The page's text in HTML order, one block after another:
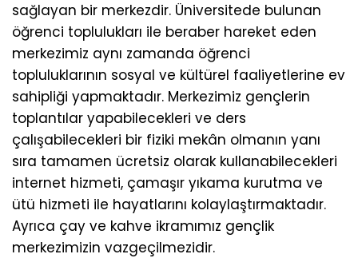
sağlayan bir merkezdir. Üniversitede bulunan
öğrenci toplulukları ile beraber hareket eden
merkezimiz aynı zamanda öğrenci
topluluklarının sosyal ve kültürel faaliyetlerine ev
sahipliği yapmaktadır. Merkezimiz gençlerin
toplantılar yapabilecekleri ve ders
çalışabilecekleri bir fiziki mekân olmanın yanı
sıra tamamen ücretsiz olarak kullanabilecekleri
internet hizmeti, çamaşır yıkama kurutma ve
ütü hizmeti ile hayatlarını kolaylaştırmaktadır.
Ayrıca çay ve kahve ikramımız gençlik
merkezimizin vazgeçilmezidir.